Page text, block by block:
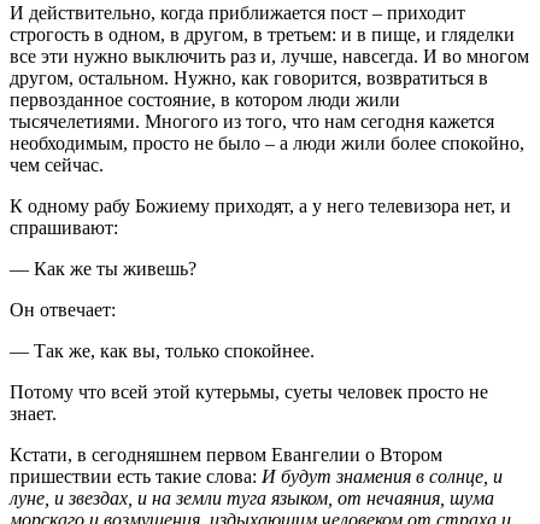
И действительно, когда приближается пост – приходит
строгость в одном, в другом, в третьем: и в пище, и гляделки
все эти нужно выключить раз и, лучше, навсегда. И во многом
другом, остальном. Нужно, как говорится, возвратиться в
первозданное состояние, в котором люди жили
тысячелетиями. Многого из того, что нам сегодня кажется
необходимым, просто не было – а люди жили более спокойно,
чем сейчас.
К одному рабу Божиему приходят, а у него телевизора нет, и
спрашивают:
— Как же ты живешь?
Он отвечает:
— Так же, как вы, только спокойнее.
Потому что всей этой кутерьмы, суеты человек просто не
знает.
Кстати, в сегодняшнем первом Евангелии о Втором
пришествии есть такие слова: И будут знамения в солнце, и
луне, и звездах, и на земли туга языком, от нечаяния, шума
морскаго и возмущения, издыхающим человеком от страха и